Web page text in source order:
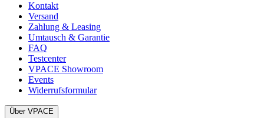
Kontakt
Versand
Zahlung & Leasing
Umtausch & Garantie
FAQ
Testcenter
VPACE Showroom
Events
Widerrufsformular
Über VPACE